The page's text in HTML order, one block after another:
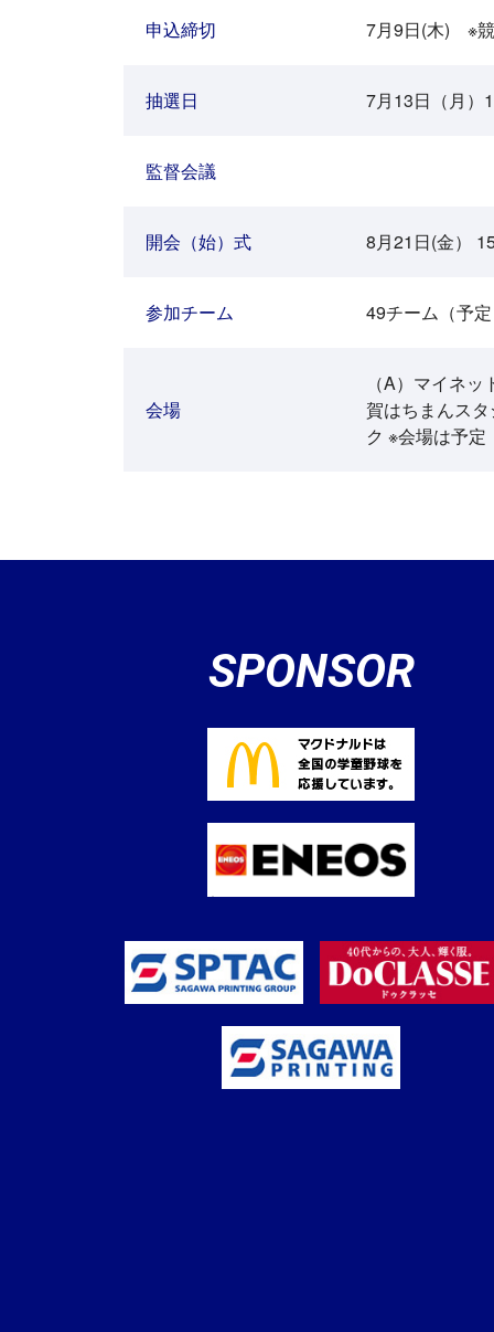
申込締切 7月9日(木) ※競
抽選日 7月13日（月）
監督会議
開会（始）式 8月21日(金）
参加チーム 49チーム（予
会場
（A）マイネ
賀はちまんス
ク ※会場は予定
SPONSOR